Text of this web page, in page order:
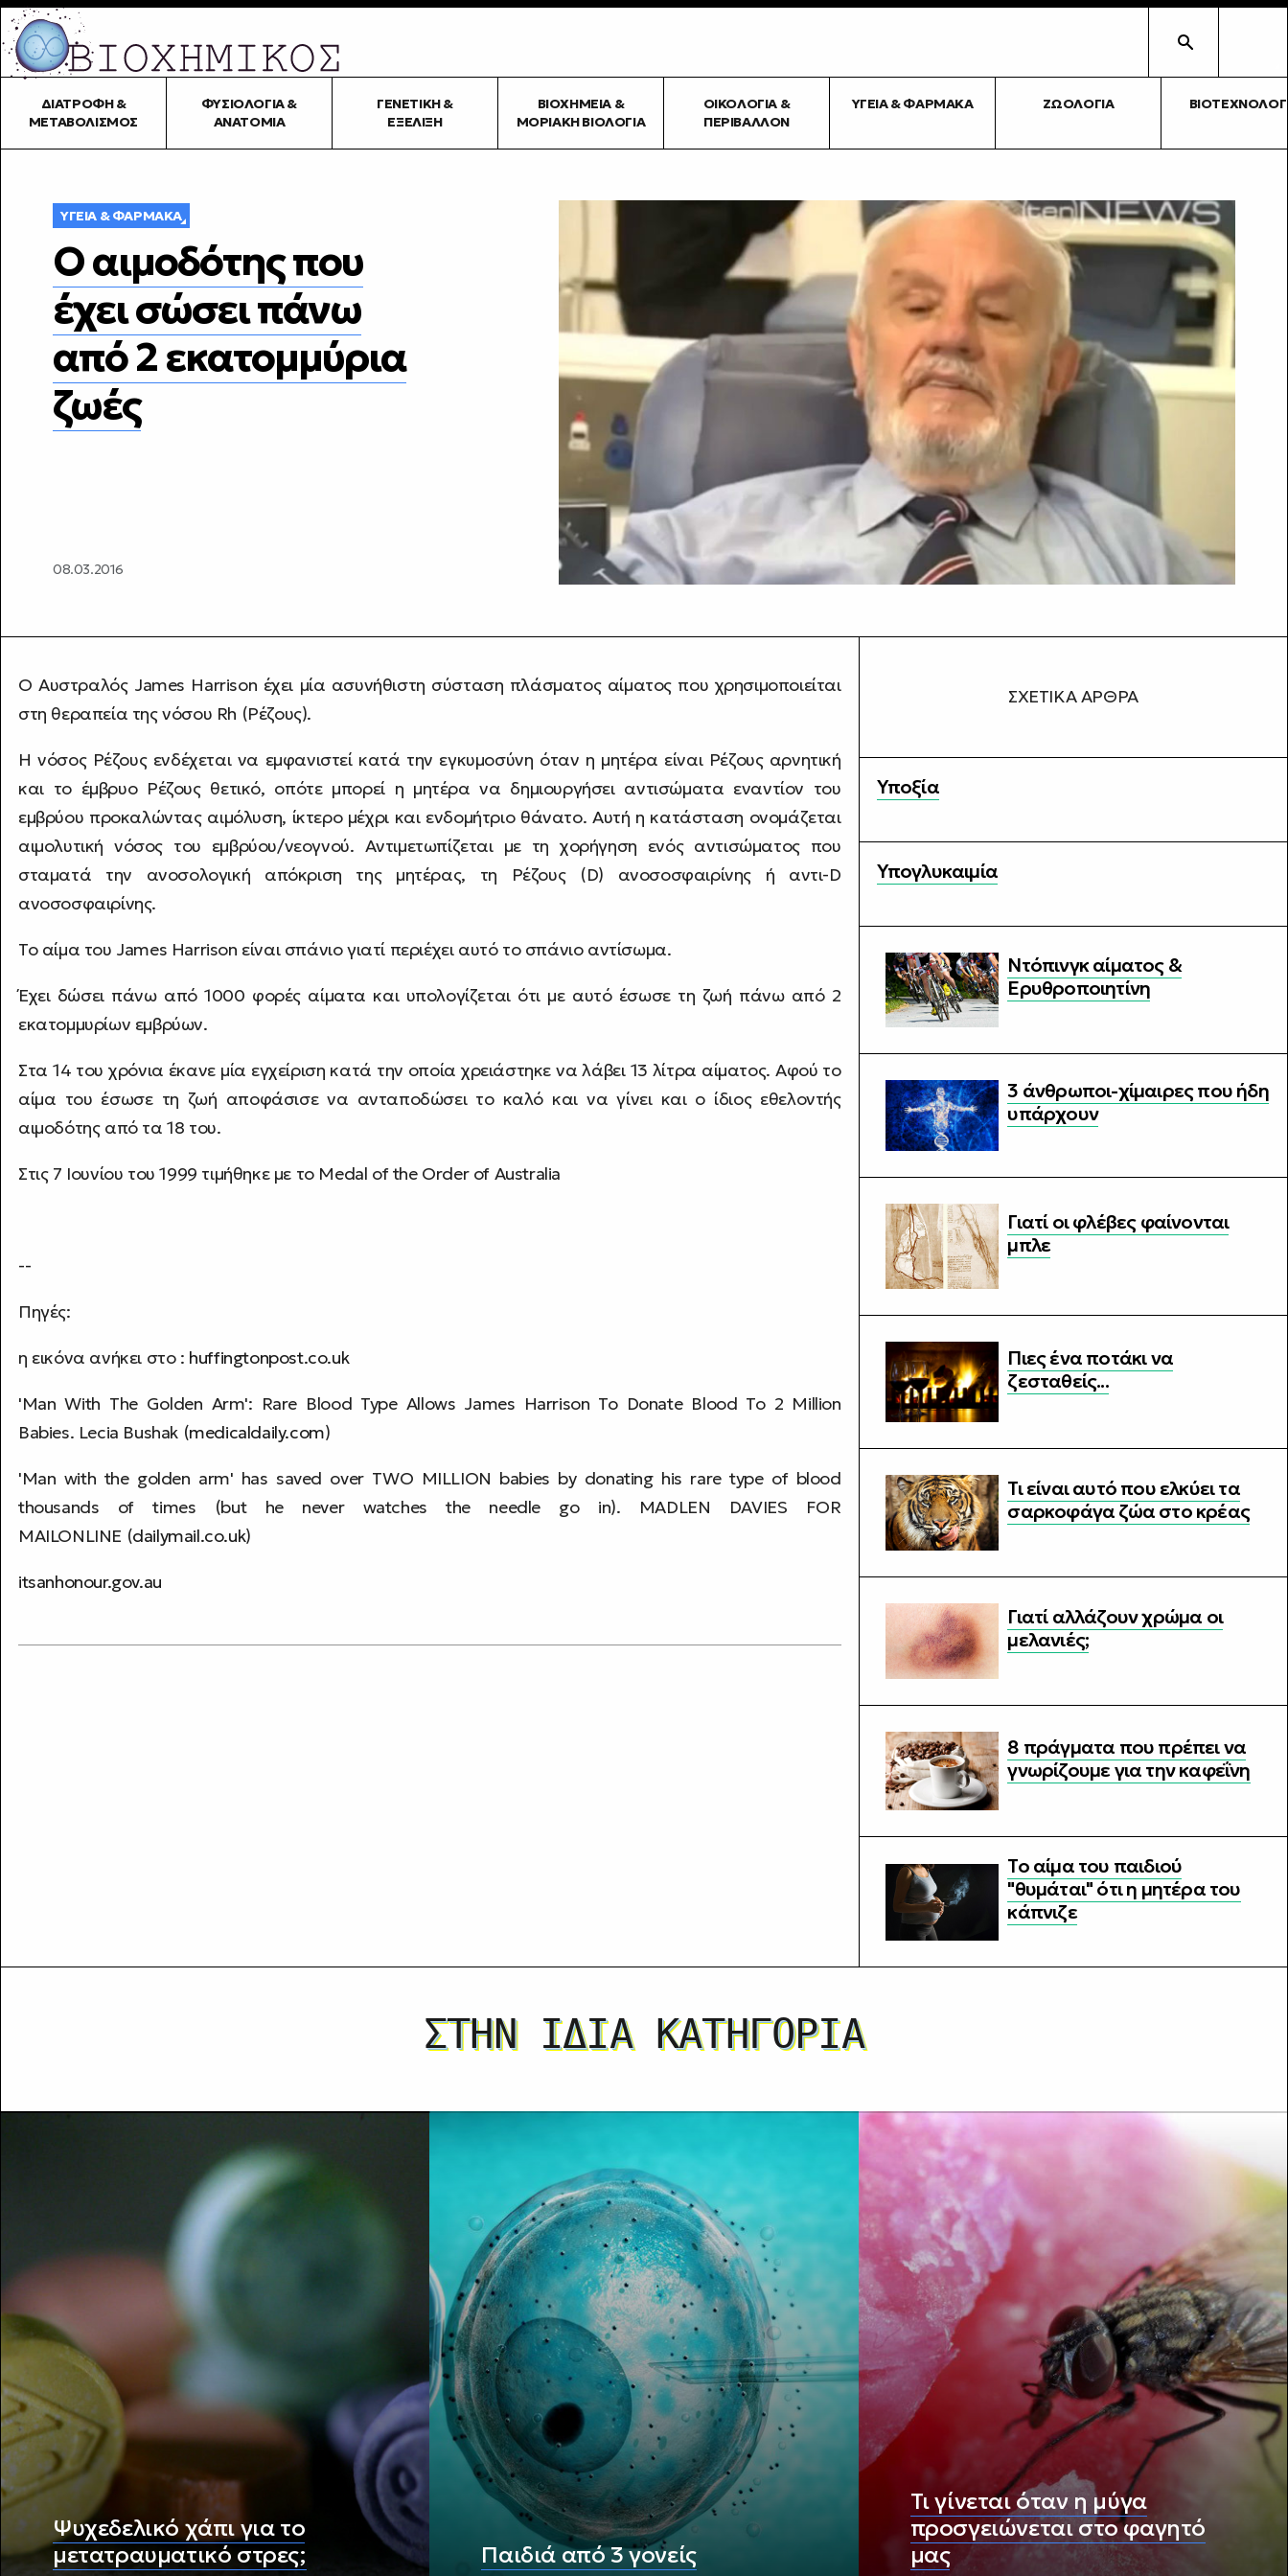
ΔΙΑΤΡΟΦΉ &
ΜΕΤΑΒΟΛΙΣΜΌΣ
ΦΥΣΙΟΛΟΓΊΑ &
ΑΝΑΤΟΜΊΑ
ΓΕΝΕΤΙΚΉ &
ΕΞΈΛΙΞΗ
ΒΙΟΧΗΜΕΊΑ &
ΜΟΡΙΑΚΉ ΒΙΟΛΟΓΊΑ
ΟΙΚΟΛΟΓΊΑ &
ΠΕΡΙΒΆΛΛΟΝ
ΥΓΕΊΑ & ΦΆΡΜΑΚΑ ΖΩΟΛΟΓΊΑ
ΥΓΕΊΑ & ΦΆΡΜΑΚΑ
Ο αιμοδότης που
έχει σώσει πάνω
από 2 εκατομμύρια
ζωές
08.03.2016
Ο Αυστραλός James Harrison έχει μία ασυνήθιστη σύσταση πλάσματος αίματος που χρησιμοποιείται
στη θεραπεία της νόσου Rh (Ρέζους).
Η νόσος Ρέζους ενδέχεται να εμφανιστεί κατά την εγκυμοσύνη όταν η μητέρα είναι Ρέζους αρνητική
και το έμβρυο Ρέζους θετικό, οπότε μπορεί η μητέρα να δημιουργήσει αντισώματα εναντίον του
εμβρύου προκαλώντας αιμόλυση, ίκτερο μέχρι και ενδομήτριο θάνατο. Αυτή η κατάσταση ονομάζεται
αιμολυτική νόσος του εμβρύου/νεογνού. Αντιμετωπίζεται με τη χορήγηση ενός αντισώματος που
σταματά την ανοσολογική απόκριση της μητέρας, τη Ρέζους (D) ανοσοσφαιρίνης ή αντι-D
ανοσοσφαιρίνης.
Το αίμα του James Harrison είναι σπάνιο γιατί περιέχει αυτό το σπάνιο αντίσωμα.
Έχει δώσει πάνω από 1000 φορές αίματα και υπολογίζεται ότι με αυτό έσωσε τη ζωή πάνω από 2
εκατομμυρίων εμβρύων.
Στα 14 του χρόνια έκανε μία εγχείριση κατά την οποία χρειάστηκε να λάβει 13 λίτρα αίματος. Αφού το
αίμα του έσωσε τη ζωή αποφάσισε να ανταποδώσει το καλό και να γίνει και ο ίδιος εθελοντής
αιμοδότης από τα 18 του.
Στις 7 Ιουνίου του 1999 τιμήθηκε με το Medal of the Order of Australia
--
Πηγές:
η εικόνα ανήκει στο : huffingtonpost.co.uk
'Man With The Golden Arm': Rare Blood Type Allows James Harrison To Donate Blood To 2 Million
Babies. Lecia Bushak (medicaldaily.com)
'Man with the golden arm' has saved over TWO MILLION babies by donating his rare type of blood
thousands of times (but he never watches the needle go in). MADLEN DAVIES FOR
MAILONLINE (dailymail.co.uk)
itsanhonour.gov.au
ΣΧΕΤΙΚΆ ΆΡΘΡΑ
Υποξία
Υπογλυκαιμία
Ντόπινγκ αίματος &
Ερυθροποιητίνη
3 άνθρωποι-χίμαιρες που ήδη
υπάρχουν
Γιατί οι φλέβες φαίνονται
μπλε
Πιες ένα ποτάκι να
ζεσταθείς...
Τι είναι αυτό που ελκύει τα
σαρκοφάγα ζώα στο κρέας
Γιατί αλλάζουν χρώμα οι
μελανιές;
8 πράγματα που πρέπει να
γνωρίζουμε για την καφεΐνη
Το αίμα του παιδιού
"θυμάται" ότι η μητέρα του
κάπνιζε
ΣΤΗΝ ΊΔΙΑ ΚΑΤΗΓΟΡΊΑ
Ψυχεδελικό χάπι για το
μετατραυματικό στρες;
Παιδιά από 3 γονείς
Τι γίνεται όταν η μύγα
προσγειώνεται στο φαγητό
μας